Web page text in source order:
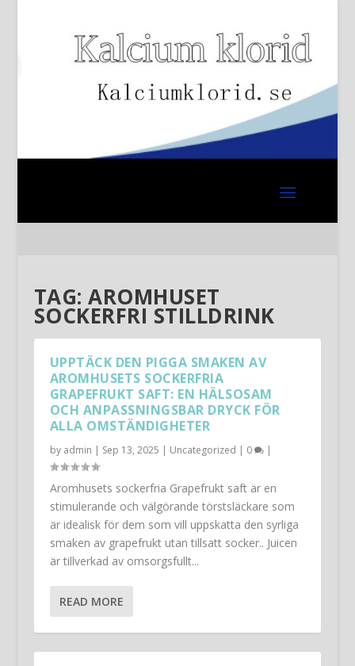
TAG:AROMHUSET
SOCKERFRI STILLDRINK
UPPTÄCK DEN PIGGA SMAKEN AV
AROMHUSETS SOCKERFRIA
GRAPEFRUKT SAFT: EN HÄLSOSAM
OCH ANPASSNINGSBAR DRYCK FÖR
ALLA OMSTÄNDIGHETER
by admin | Sep 13, 2025 | Uncategorized | 0 |
Aromhusets sockerfria Grapefrukt saft är en
stimulerande och välgörande törstsläckare som
är idealisk för dem som vill uppskatta den syrliga
smaken av grapefrukt utan tillsatt socker.. Juicen
är tillverkad av omsorgsfullt...
READ MORE